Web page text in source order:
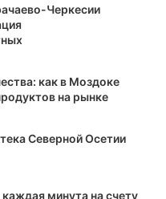
Черкесии
как в Моздоке
на рынке
Северной Осетии
минута на счету